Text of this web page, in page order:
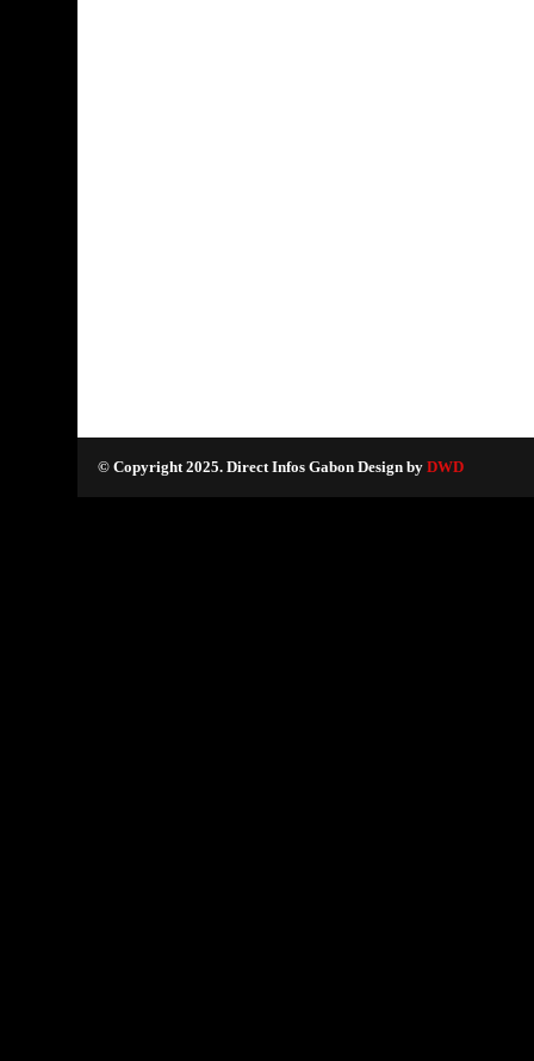
© Copyright 2025. Direct Infos Gabon Design by DWD